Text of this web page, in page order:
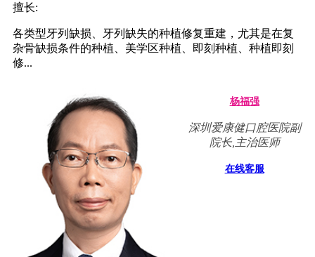
擅长:
各类型牙列缺损、牙列缺失的种植修复重建，尤其是在复
杂骨缺损条件的种植、美学区种植、即刻种植、种植即刻
修...
杨福强
深圳爱康健口腔医院副
院长,主治医师
在线客服